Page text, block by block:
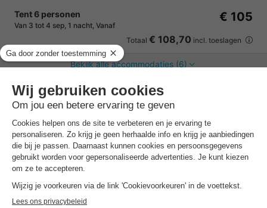
Tent 6 personen
Van 3 tot 4 sep, 1 nacht, Vanaf
€ 105
Totaal € 108,70 incl. toeslagen
Bekijk alle accommodaties (6)
7 nachten onder de €500!
Boek nu een voordelige zomervakantie &
profiteer aan het zwembad! Ontdek meer